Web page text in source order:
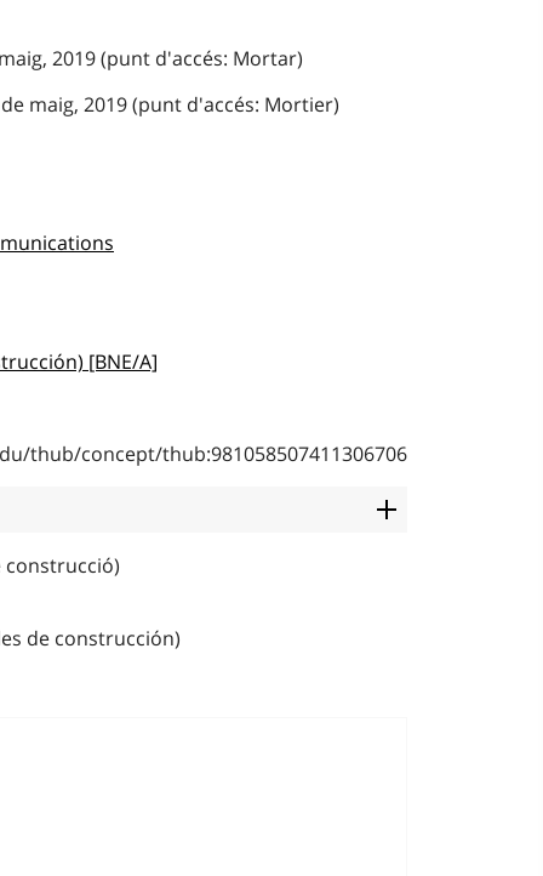
2019 (punt d'accés: Mortar)
maig, 2019 (punt d'accés: Mortier)
[BNE/A]
thub/concept/thub:981058507411306706
de construcción)